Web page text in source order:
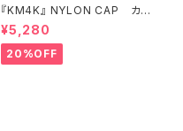
『KM4K』 NYLON CAP カモ
シカ ナイロンキャップ
¥5,280
20%OFF